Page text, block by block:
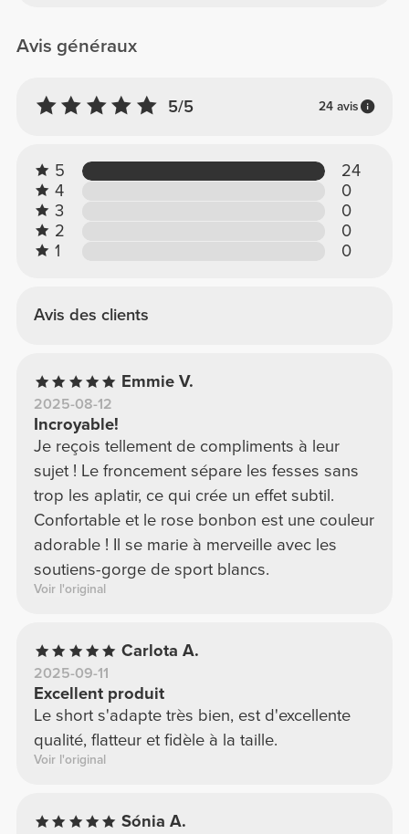
Avis généraux
5/5 24 avis
5
24
4
0
3
0
2
0
1
0
Avis des clients
Emmie V.
2025-08-12
Incroyable!
Je reçois tellement de compliments à leur
sujet ! Le froncement sépare les fesses sans
trop les aplatir, ce qui crée un effet subtil.
Confortable et le rose bonbon est une couleur
adorable ! Il se marie à merveille avec les
soutiens-gorge de sport blancs.
Voir l'original
Carlota A.
2025-09-11
Excellent produit
Le short s'adapte très bien, est d'excellente
qualité, flatteur et fidèle à la taille.
Voir l'original
Sónia A.